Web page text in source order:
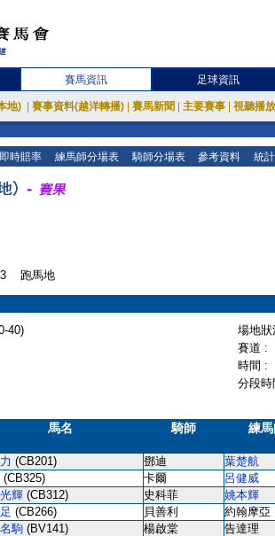
賽馬資訊 足球資訊
地) 賽事資料(越洋轉播) 賽馬新聞 主要賽事 視聽播
即時賠率 練馬師分場表 騎師分場表 參考資料 統
跑馬地
40)
場地
賽道 :
時間 :
分段
馬名 騎師 練
(CB201) 鄧迪 葉楚航
(CB325) 卡爾 呂健威
輝 (CB312) 史科菲 姚本輝
(CB266) 貝善利 約翰摩亞
駒 (BV141) 楊啟棠 告達理